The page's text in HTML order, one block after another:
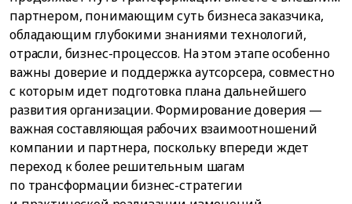
партнером, понимающим суть бизнеса заказчика,
обладающим глубокими знаниями технологий,
отрасли, бизнес-процессов. На этом этапе особенно
важны доверие и поддержка аутсорсера, совместно
с которым идет подготовка плана дальнейшего
развития организации. Формирование доверия —
важная составляющая рабочих взаимоотношений
компании и партнера, поскольку впереди ждет
переход к более решительным шагам
по трансформации бизнес-стратегии